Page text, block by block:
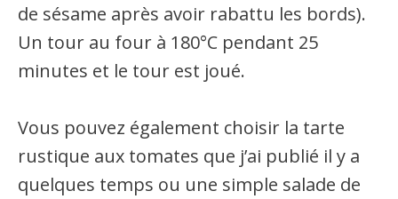
de sésame après avoir rabattu les bords).
Un tour au four à 180°C pendant 25
minutes et le tour est joué.
Vous pouvez également choisir la tarte
rustique aux tomates que j’ai publié il y a
quelques temps ou une simple salade de